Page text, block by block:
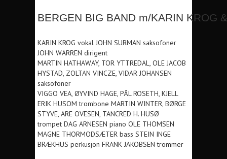
BERGEN BIG BAND m/KARIN KROG
KARIN KROG vokal JOHN SURMAN saksofoner
JOHN WARREN dirigent
MARTIN HATHAWAY, TOR YTTREDAL, OLE JACOB
HYSTAD, ZOLTAN VINCZE, VIDAR JOHANSEN
saksofoner
VIGGO VEA, ØYVIND HAGE, PÅL ROSETH, KJELL
ERIK HUSOM trombone MARTIN WINTER, BØRGE
STYVE, ARE OVESEN, TANCRED H. HUSØ
trompet DAG ARNESEN piano OLE THOMSEN
MAGNE THORMODSÆTER bass STEIN INGE
BRÆKHUS perkusjon FRANK JAKOBSEN trommer